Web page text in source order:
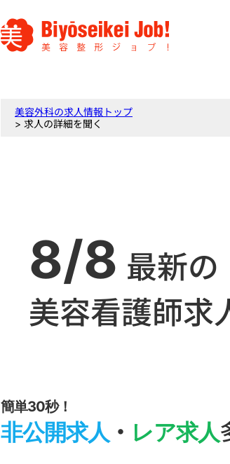
美容外科の求人情報トップ
> 求人の詳細を聞く
8/8 最新の
美容看護師求
簡単30秒！
非公開求人 ・ レア求人